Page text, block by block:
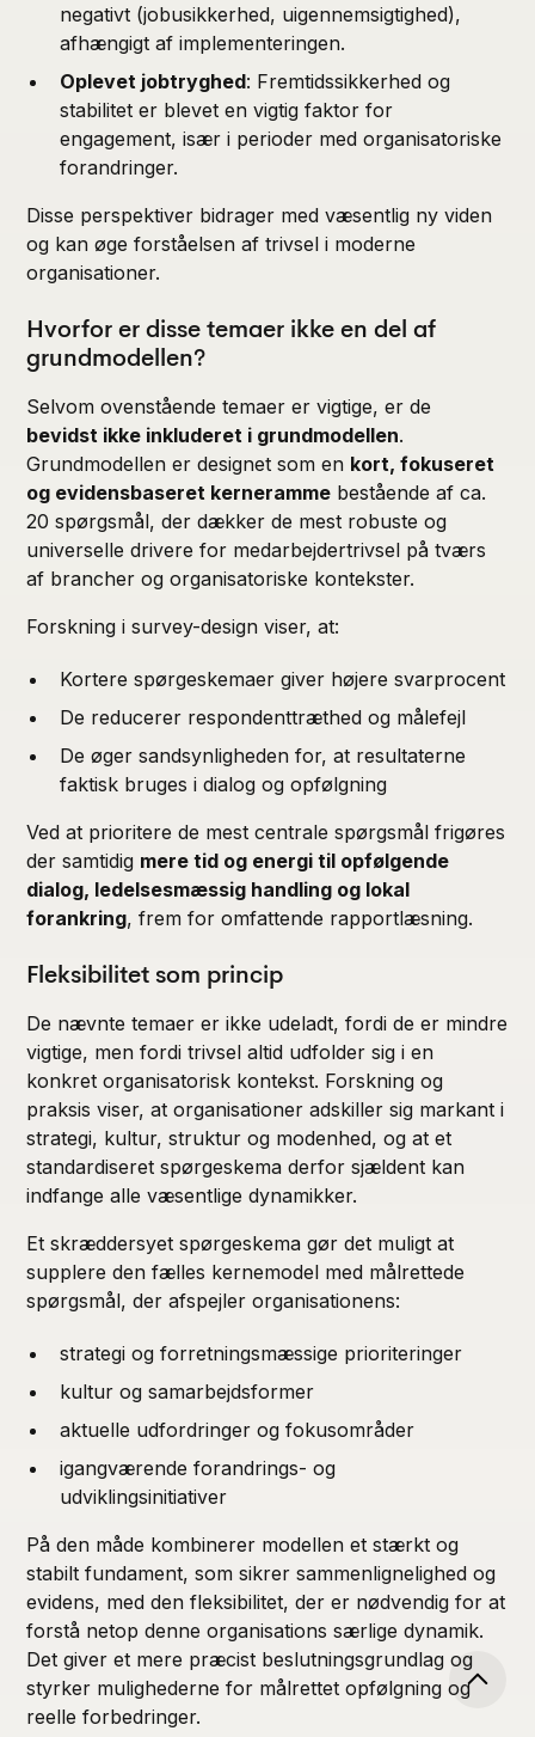
negativt (jobusikkerhed, uigennemsigtighed),
afhængigt af implementeringen.
Oplevet jobtryghed: Fremtidssikkerhed og
stabilitet er blevet en vigtig faktor for
engagement, især i perioder med organisatoriske
forandringer.
Disse perspektiver bidrager med væsentlig ny viden
og kan øge forståelsen af trivsel i moderne
organisationer.
Hvorfor er disse temaer ikke en del af
grundmodellen?
Selvom ovenstående temaer er vigtige, er de
bevidst ikke inkluderet i grundmodellen.
Grundmodellen er designet som en kort, fokuseret
og evidensbaseret kerneramme bestående af ca.
20 spørgsmål, der dækker de mest robuste og
universelle drivere for medarbejdertrivsel på tværs
af brancher og organisatoriske kontekster.
Forskning i survey-design viser, at:
Kortere spørgeskemaer giver højere svarprocent
De reducerer respondenttræthed og målefejl
De øger sandsynligheden for, at resultaterne
faktisk bruges i dialog og opfølgning
Ved at prioritere de mest centrale spørgsmål frigøres
der samtidig mere tid og energi til opfølgende
dialog, ledelsesmæssig handling og lokal
forankring, frem for omfattende rapportlæsning.
Fleksibilitet som princip
De nævnte temaer er ikke udeladt, fordi de er mindre
vigtige, men fordi trivsel altid udfolder sig i en
konkret organisatorisk kontekst. Forskning og
praksis viser, at organisationer adskiller sig markant i
strategi, kultur, struktur og modenhed, og at et
standardiseret spørgeskema derfor sjældent kan
indfange alle væsentlige dynamikker.
Et skræddersyet spørgeskema gør det muligt at
supplere den fælles kernemodel med målrettede
spørgsmål, der afspejler organisationens:
strategi og forretningsmæssige prioriteringer
kultur og samarbejdsformer
aktuelle udfordringer og fokusområder
igangværende forandrings- og
udviklingsinitiativer
På den måde kombinerer modellen et stærkt og
stabilt fundament, som sikrer sammenlignelighed og
evidens, med den fleksibilitet, der er nødvendig for at
forstå netop denne organisations særlige dynamik.
Det giver et mere præcist beslutningsgrundlag og
styrker mulighederne for målrettet opfølgning og
reelle forbedringer.